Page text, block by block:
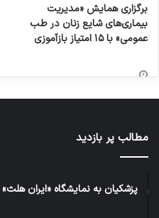
برگزاری همایش «مدیریت
بیماری‌های شایع زنان در طب
عمومی» با ۱۵ امتیاز بازآموزی
مطالب پر بازدید
پزشکیان به نمایشگاه «ایران